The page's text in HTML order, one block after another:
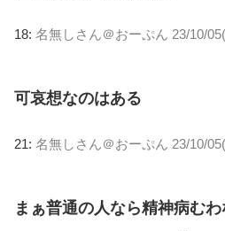
18: 名無しさん＠おーぷん 23/10/
可哀想なのはある
21: 名無しさん＠おーぷん 23/10/
まぁ普通の人なら精神病むわ